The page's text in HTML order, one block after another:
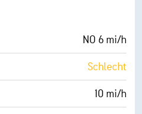
29 %
10 mi
30000 ft
NO 6 mi/h
Schlecht
10 mi/h